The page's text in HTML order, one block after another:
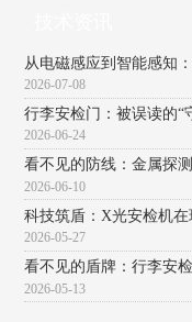
从电磁感应到智能感知
2026-07-08
行李安检门：被误读的“
2026-06-24
看不见的防线：金属探
2026-06-10
科技筑盾：X光安检机
2026-05-27
看不见的盾牌：行李安
2026-05-13